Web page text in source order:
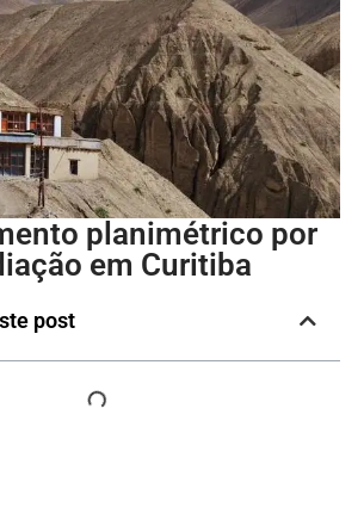
planimétrico por
em Curitiba
post